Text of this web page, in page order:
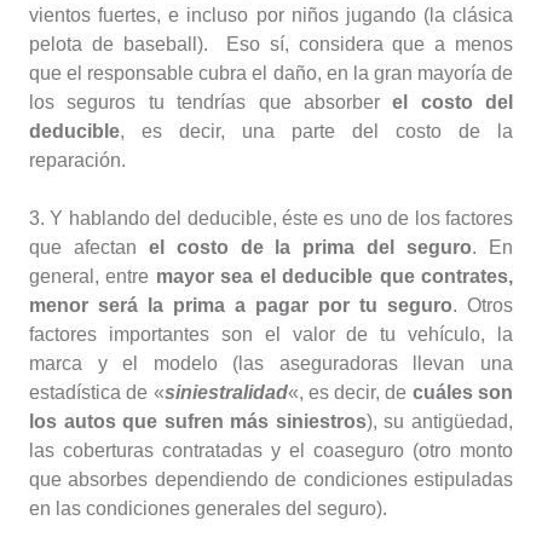
vientos fuertes, e incluso por niños jugando (la clásica
pelota de baseball). Eso sí, considera que a menos
que el responsable cubra el daño, en la gran mayoría de
los seguros tu tendrías que absorberel costo del
deducible, es decir, una parte del costo de la
reparación.
3. Y hablando del deducible, éste es uno de los factores
que afectan el costo de la prima del seguro. En
general, entre mayor sea el deducible que contrates,
menor será la prima a pagar por tu seguro. Otros
factores importantes son el valor de tu vehículo, la
marca y el modelo (las aseguradoras llevan una
estadística de «siniestralidad«, es decir, de cuáles son
los autos que sufren más siniestros), su antigüedad,
las coberturas contratadas y el coaseguro (otro monto
que absorbes dependiendo de condiciones estipuladas
en las condiciones generales del seguro).